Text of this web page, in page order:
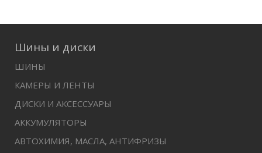
Шины и диски
ШИНЫ
КАМЕРЫ И ЛЕНТЫ
ДИСКИ И АКСЕССУАРЫ
АККУМУЛЯТОРЫ
АВТОХИМИЯ, МАСЛА, АНТИФРИЗЫ